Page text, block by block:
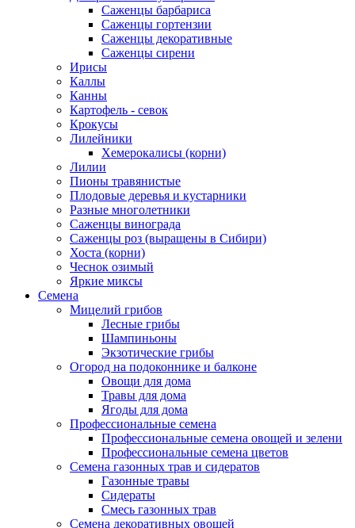
Саженцы барбариса
Саженцы гортензии
Саженцы декоративные
Саженцы сирени
Ирисы
Каллы
Канны
Картофель - севок
Крокусы
Лилейники
Хемерокалисы (корни)
Лилии
Пионы травянистые
Плодовые деревья и кустарники
Разные многолетники
Саженцы винограда
Саженцы роз (выращены в Сибири)
Хоста (корни)
Чеснок озимый
Яркие миксы
Семена
Мицелий грибов
Лесные грибы
Шампиньоны
Экзотические грибы
Огород на подоконнике и балконе
Овощи для дома
Травы для дома
Ягоды для дома
Профессиональные семена
Профессиональные семена овощей и зелени
Профессиональные семена цветов
Семена газонных трав и сидератов
Газонные травы
Сидераты
Смесь газонных трав
Семена декоративных овощей